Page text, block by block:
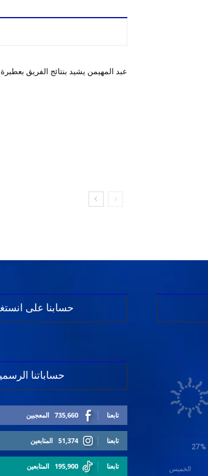
عبد المهيمن يشيد بنتائج الفريق بعطبرة
حسابنا على
حساباتنا
735,660 المعجبين تابعنا
51,374 المتابعين تابعنا
195,900 المتابعين تابعنا
27%
الخميس